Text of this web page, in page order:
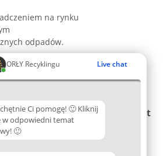
ORŁY Recyklingu Live chat
chętnie Ci pomogę! 🙂 Kliknij
w odpowiedni temat
🙂
na rynku
odpadów.
k.
22
Plebiscyt
Lista
Kontakt